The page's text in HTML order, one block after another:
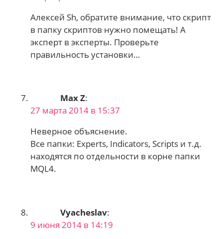
Алексей Sh, обратите внимание, что скрипт
в папку скриптов нужно помещать! А
эксперт в эксперты. Проверьте
правильность установки…
Max Z:
27 марта 2014 в 15:37
Неверное объяснение.
Все папки: Experts, Indicators, Scripts и т.д.
находятся по отдельности в корне папки
MQL4.
Vyacheslav:
9 июня 2014 в 14:19